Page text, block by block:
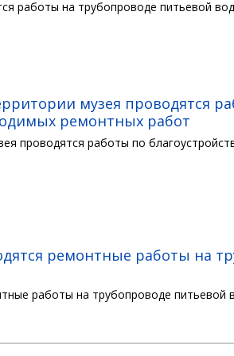
работы на трубопроводе питьевой
музея проводятся
ремонтных работ
проводятся работы по
ремонтные работы на
работы на трубопроводе питьевой